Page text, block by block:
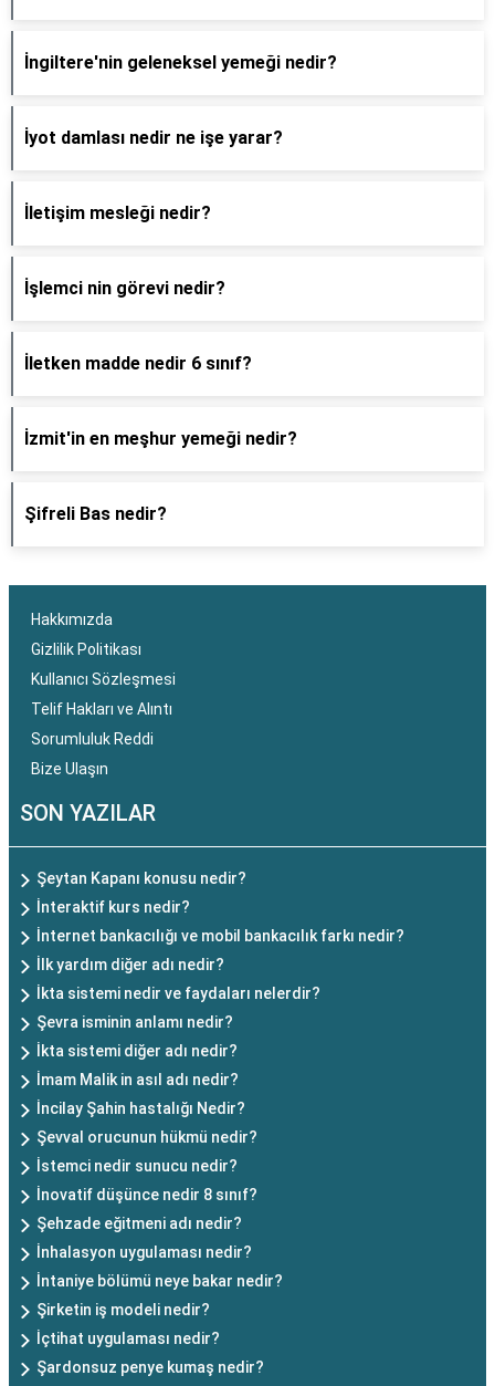
İngiltere'nin geleneksel yemeği nedir?
İyot damlası nedir ne işe yarar?
İletişim mesleği nedir?
İşlemci nin görevi nedir?
İletken madde nedir 6 sınıf?
İzmit'in en meşhur yemeği nedir?
Şifreli Bas nedir?
Hakkımızda
Gizlilik Politikası
Kullanıcı Sözleşmesi
Telif Hakları ve Alıntı
Sorumluluk Reddi
Bize Ulaşın
SON YAZILAR
Şeytan Kapanı konusu nedir?
İnteraktif kurs nedir?
İnternet bankacılığı ve mobil bankacılık farkı nedir?
İlk yardım diğer adı nedir?
İkta sistemi nedir ve faydaları nelerdir?
Şevra isminin anlamı nedir?
İkta sistemi diğer adı nedir?
İmam Malik in asıl adı nedir?
İncilay Şahin hastalığı Nedir?
Şevval orucunun hükmü nedir?
İstemci nedir sunucu nedir?
İnovatif düşünce nedir 8 sınıf?
Şehzade eğitmeni adı nedir?
İnhalasyon uygulaması nedir?
İntaniye bölümü neye bakar nedir?
Şirketin iş modeli nedir?
İçtihat uygulaması nedir?
Şardonsuz penye kumaş nedir?